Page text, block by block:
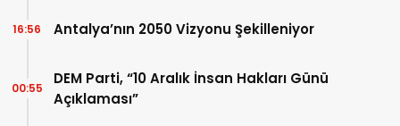
Antalya’nın 2050 Vizyonu Şekilleniyor
16:56
DEM Parti, “10 Aralık İnsan Hakları Günü
Açıklaması”
00:55